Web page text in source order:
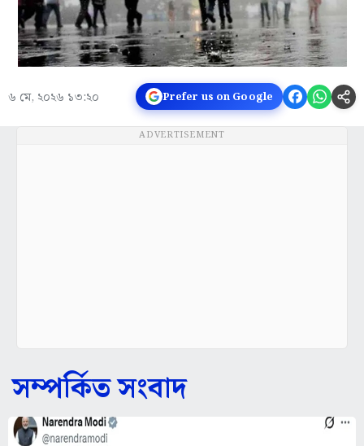
৬ মে, ২০২৬ ১৩:২০ Prefer us on Google
ADVERTISEMENT
সম্পর্কিত সংবাদ